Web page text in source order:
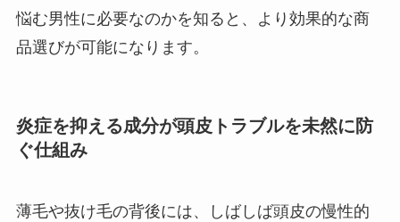
悩む男性に必要なのかを知ると、より効果的な商
品選びが可能になります。
炎症を抑える成分が頭皮トラブルを未然に防
ぐ仕組み
薄毛や抜け毛の背後には、しばしば頭皮の慢性的